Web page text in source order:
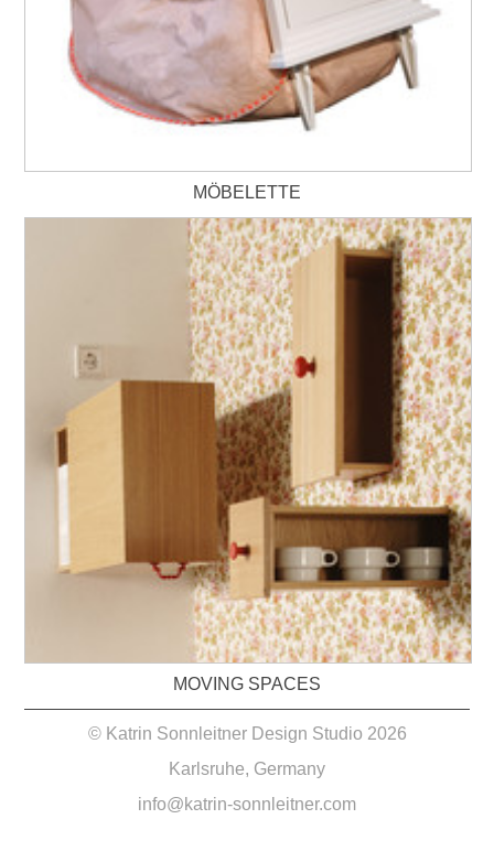
MÖBELETTE
MOVING SPACES
© Katrin Sonnleitner Design Studio 2026
Karlsruhe, Germany
info@katrin-sonnleitner.com